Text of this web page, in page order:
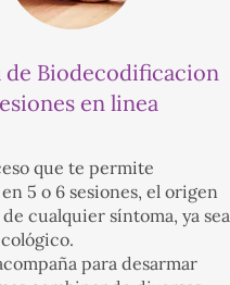
de Biodecodificacion
en linea
que te permite
5 o 6 sesiones, el origen
cualquier síntoma, ya sea
para desarmar